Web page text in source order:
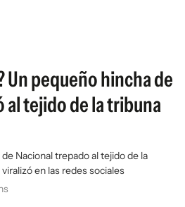
Un pequeño hincha de
al tejido de la tribuna
Nacional trepado al tejido de la
en las redes sociales